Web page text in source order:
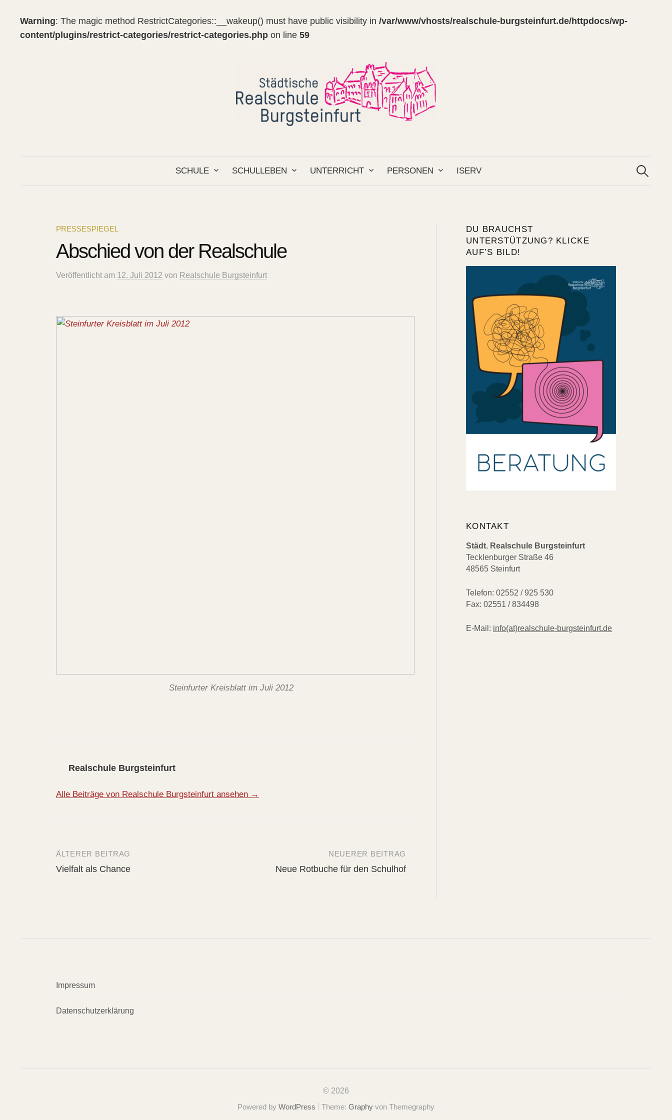
Warning: The magic method RestrictCategories::__wakeup() must have public visibility in /var/www/vhosts/realschule-burgsteinfurt.de/httpdocs/wp-
content/plugins/restrict-categories/restrict-categories.php on line 59
SCHULE SCHULLEBEN UNTERRICHT PERSONEN ISERV
nach:
PRESSESPIEGEL
Abschied von der Realschule
Veröffentlicht am 12. Juli 2012 von Realschule Burgsteinfurt
Steinfurter Kreisblatt im Juli 2012
Realschule Burgsteinfurt
Alle Beiträge von Realschule Burgsteinfurt ansehen →
Beitrags-
ÄLTERER BEITRAG
Vielfalt als Chance
NEUERER BEITRAG
Neue Rotbuche für den Schulhof
DU BRAUCHST
UNTERSTÜTZUNG? KLICKE
AUF’S BILD!
KONTAKT
Städt. Realschule Burgsteinfurt
Tecklenburger Straße 46
48565 Steinfurt
Telefon: 02552 / 925 530
Fax: 02551 / 834498
E-Mail: info(at)realschule-burgsteinfurt.de
Impressum
Datenschutzerklärung
© 2026
Powered by WordPress Theme: Graphy von Themegraphy